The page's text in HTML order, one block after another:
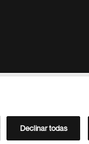
Declinar todas